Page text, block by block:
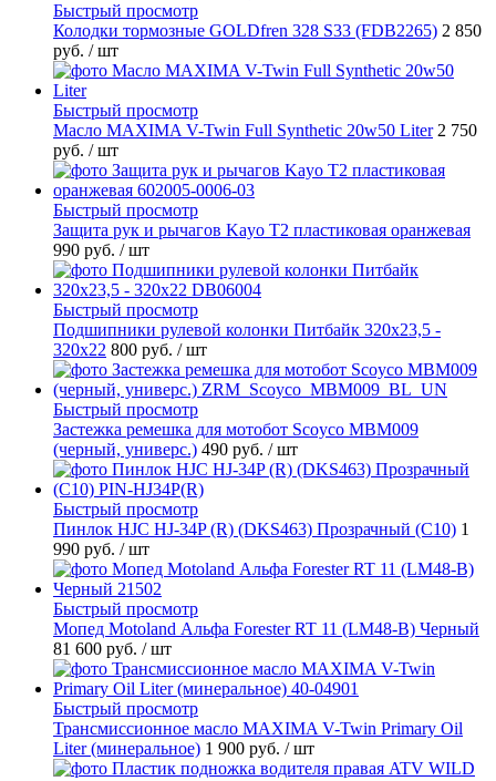
Быстрый просмотр
Колодки тормозные GOLDfren 328 S33 (FDB2265) 2 850
руб. / шт
Быстрый просмотр
Масло MAXIMA V-Twin Full Synthetic 20w50 Liter 2 750
руб. / шт
Быстрый просмотр
Защита рук и рычагов Kayo T2 пластиковая оранжевая
990 руб. / шт
Быстрый просмотр
Подшипники рулевой колонки Питбайк 320x23,5 -
320x22 800 руб. / шт
Быстрый просмотр
Застежка ремешка для мотобот Scoyco MBM009
(черный, универс.) 490 руб. / шт
Быстрый просмотр
Пинлок HJC HJ-34P (R) (DKS463) Прозрачный (C10) 1
990 руб. / шт
Быстрый просмотр
Мопед Motoland Альфа Forester RT 11 (LM48-B) Черный
81 600 руб. / шт
Быстрый просмотр
Трансмиссионное масло MAXIMA V-Twin Primary Oil
Liter (минеральное) 1 900 руб. / шт